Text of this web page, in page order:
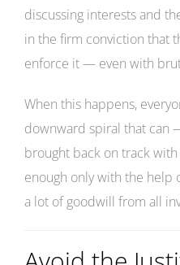
discussing interests and
in the firm conviction that
enforce it — even with
When this happens,
downward spiral that
brought back on track
enough only with the help
a lot of goodwill from all